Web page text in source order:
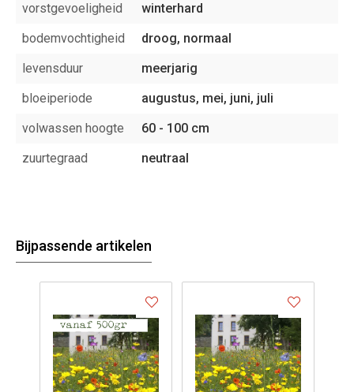
vorstgevoeligheid
winterhard
bodemvochtigheid
droog, normaal
levensduur
meerjarig
bloeiperiode
augustus, mei, juni, juli
volwassen hoogte
60 - 100 cm
zuurtegraad
neutraal
Bijpassende artikelen